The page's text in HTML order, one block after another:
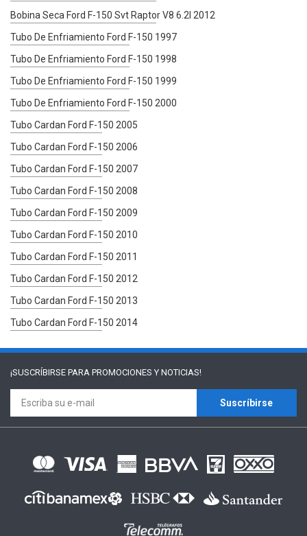
Bobina Seca Ford F-150 Svt Raptor V8 6.2l 2012
Tubo De Enfriamiento Ford F-150 1997
Tubo De Enfriamiento Ford F-150 1998
Tubo De Enfriamiento Ford F-150 1999
Tubo De Enfriamiento Ford F-150 2000
Tubo Cardan Ford F-150 2005
Tubo Cardan Ford F-150 2006
Tubo Cardan Ford F-150 2007
Tubo Cardan Ford F-150 2008
Tubo Cardan Ford F-150 2009
Tubo Cardan Ford F-150 2010
Tubo Cardan Ford F-150 2011
Tubo Cardan Ford F-150 2012
Tubo Cardan Ford F-150 2013
Tubo Cardan Ford F-150 2014
¡SUSCRÍBIRSE PARA PROMOCIONES Y NOTICIAS!
Suscríbirse